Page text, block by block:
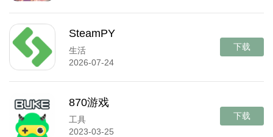
SteamPY
生活
2026-07-24
下载
870游戏
工具
2023-03-25
下载